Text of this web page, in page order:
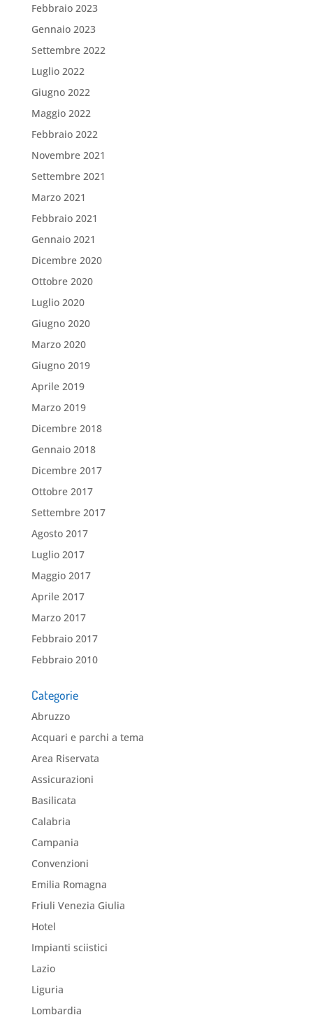
Febbraio 2023
Gennaio 2023
Settembre 2022
Luglio 2022
Giugno 2022
Maggio 2022
Febbraio 2022
Novembre 2021
Settembre 2021
Marzo 2021
Febbraio 2021
Gennaio 2021
Dicembre 2020
Ottobre 2020
Luglio 2020
Giugno 2020
Marzo 2020
Giugno 2019
Aprile 2019
Marzo 2019
Dicembre 2018
Gennaio 2018
Dicembre 2017
Ottobre 2017
Settembre 2017
Agosto 2017
Luglio 2017
Maggio 2017
Aprile 2017
Marzo 2017
Febbraio 2017
Febbraio 2010
Categorie
Abruzzo
Acquari e parchi a tema
Area Riservata
Assicurazioni
Basilicata
Calabria
Campania
Convenzioni
Emilia Romagna
Friuli Venezia Giulia
Hotel
Impianti sciistici
Lazio
Liguria
Lombardia